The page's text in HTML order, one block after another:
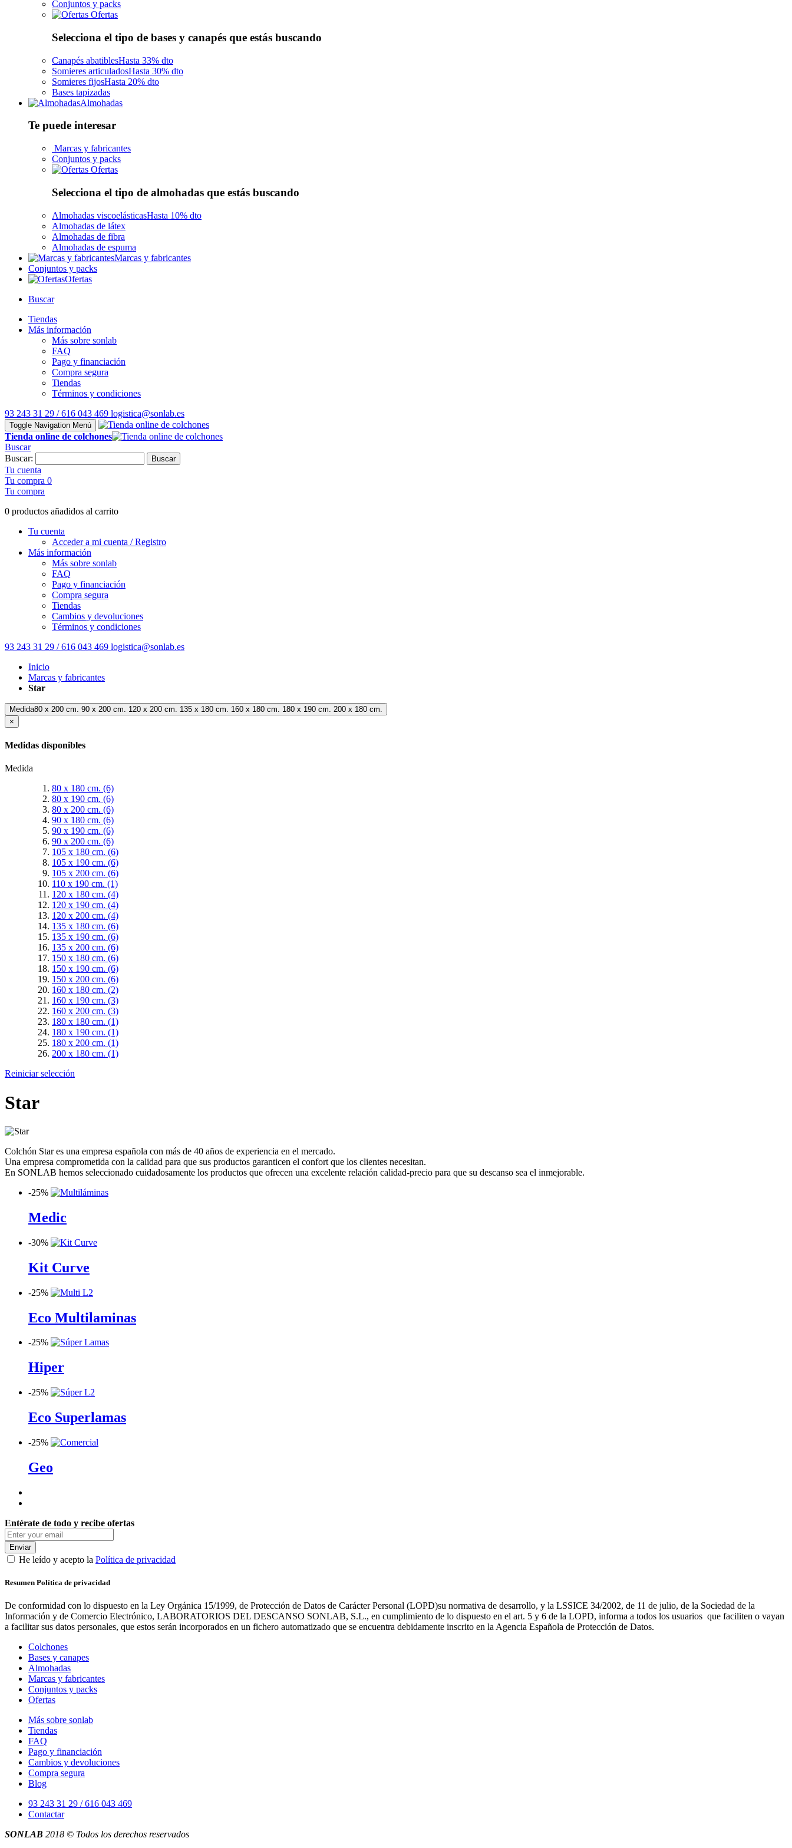
Conjuntos y packs
Ofertas
Selecciona el tipo de bases y canapés que estás buscando
Canapés abatiblesHasta 33% dto
Somieres articuladosHasta 30% dto
Somieres fijosHasta 20% dto
Bases tapizadas
Almohadas
Te puede interesar
Marcas y fabricantes
Conjuntos y packs
Ofertas
Selecciona el tipo de almohadas que estás buscando
Almohadas viscoelásticasHasta 10% dto
Almohadas de látex
Almohadas de fibra
Almohadas de espuma
Marcas y fabricantes
Conjuntos y packs
Ofertas
Buscar
Tiendas
Más información
Más sobre sonlab
FAQ
Pago y financiación
Compra segura
Tiendas
Términos y condiciones
93 243 31 29 / 616 043 469 logistica@sonlab.es
Toggle Navigation Menú
Tienda online de colchones
Buscar
Buscar:
Buscar
Tu cuenta
Tu compra 0
Tu compra
0 productos añadidos al carrito
Tu cuenta
Acceder a mi cuenta / Registro
Más información
Más sobre sonlab
FAQ
Pago y financiación
Compra segura
Tiendas
Cambios y devoluciones
Términos y condiciones
93 243 31 29 / 616 043 469 logistica@sonlab.es
Inicio
Marcas y fabricantes
Star
Medida80 x 200 cm. 90 x 200 cm. 120 x 200 cm. 135 x 180 cm. 160 x 180 cm. 180 x 190 cm. 200 x 180 cm.
×
Medidas disponibles
Medida
80 x 180 cm. (6)
80 x 190 cm. (6)
80 x 200 cm. (6)
90 x 180 cm. (6)
90 x 190 cm. (6)
90 x 200 cm. (6)
105 x 180 cm. (6)
105 x 190 cm. (6)
105 x 200 cm. (6)
110 x 190 cm. (1)
120 x 180 cm. (4)
120 x 190 cm. (4)
120 x 200 cm. (4)
135 x 180 cm. (6)
135 x 190 cm. (6)
135 x 200 cm. (6)
150 x 180 cm. (6)
150 x 190 cm. (6)
150 x 200 cm. (6)
160 x 180 cm. (2)
160 x 190 cm. (3)
160 x 200 cm. (3)
180 x 180 cm. (1)
180 x 190 cm. (1)
180 x 200 cm. (1)
200 x 180 cm. (1)
Reiniciar selección
Star
Colchón Star es una empresa española con más de 40 años de experiencia en el mercado.
Una empresa comprometida con la calidad para que sus productos garanticen el confort que los clientes necesitan.
En SONLAB hemos seleccionado cuidadosamente los productos que ofrecen una excelente relación calidad-precio para que su descanso sea el inmejorable.
-25%
Medic
-30%
Kit Curve
-25%
Eco Multilaminas
-25%
Hiper
-25%
Eco Superlamas
-25%
Geo
Entérate de todo y recibe ofertas
Enviar
He leído y acepto la Política de privacidad
Resumen Política de privacidad
De conformidad con lo dispuesto en la Ley Orgánica 15/1999, de Protección de Datos de Carácter Personal (LOPD)su normativa de desarrollo, y la LSSICE 34/2002, de 11 de julio, de la Sociedad de la
Información y de Comercio Electrónico, LABORATORIOS DEL DESCANSO SONLAB, S.L., en cumplimiento de lo dispuesto en el art. 5 y 6 de la LOPD, informa a todos los usuarios que faciliten o vayan
a facilitar sus datos personales, que estos serán incorporados en un fichero automatizado que se encuentra debidamente inscrito en la Agencia Española de Protección de Datos.
Colchones
Bases y canapes
Almohadas
Marcas y fabricantes
Conjuntos y packs
Ofertas
Más sobre sonlab
Tiendas
FAQ
Pago y financiación
Cambios y devoluciones
Compra segura
Blog
93 243 31 29 / 616 043 469
Contactar
SONLAB 2018 © Todos los derechos reservados